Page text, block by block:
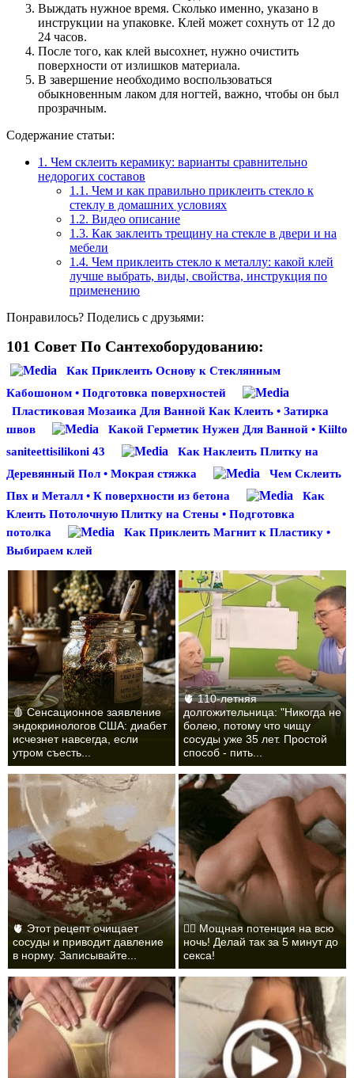
Выждать нужное время. Сколько именно, указано в
инструкции на упаковке. Клей может сохнуть от 12 до
24 часов.
После того, как клей высохнет, нужно очистить
поверхности от излишков материала.
В завершение необходимо воспользоваться
обыкновенным лаком для ногтей, важно, чтобы он был
прозрачным.
Содержание статьи:
1. Чем склеить керамику: варианты сравнительно
недорогих составов
1.1. Чем и как правильно приклеить стекло к
стеклу в домашних условиях
1.2. Видео описание
1.3. Как заклеить трещину на стекле в двери и на
мебели
1.4. Чем приклеить стекло к металлу: какой клей
лучше выбрать, виды, свойства, инструкция по
применению
Понравилось? Поделись с друзьями:
101 Совет По Сантехоборудованию:
Как Приклеить Основу к Стеклянным
Кабошоном • Подготовка поверхностей
Пластиковая Мозаика Для Ванной Как Клеить • Затирка
швов
Какой Герметик Нужен Для Ванной • Kiilto
saniteettisilikoni 43
Как Наклеить Плитку на
Деревянный Пол • Мокрая стяжка
Чем Склеить
Пвх и Металл • К поверхности из бетона
Как
Клеить Потолочную Плитку на Стены • Подготовка
потолка
Как Приклеить Магнит к Пластику •
Выбираем клей
🩸 Сенсационное заявление
эндокринологов США: диабет
исчезнет навсегда, если
утром съесть...
🫀 110-летняя
долгожительница: "Никогда не
болею, потому что чищу
сосуды уже 35 лет. Простой
способ - пить...
🫀 Этот рецепт очищает
сосуды и приводит давление
в норму. Записывайте...
❤️‍🔥 Мощная потенция на всю
ночь! Делай так за 5 минут до
секса!